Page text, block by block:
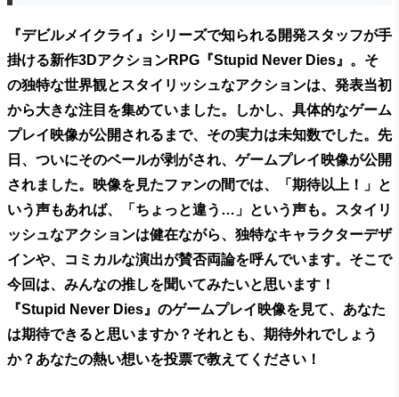
『デビルメイクライ』シリーズで知られる開発スタッフが手
掛ける新作3DアクションRPG『Stupid Never Dies』。そ
の独特な世界観とスタイリッシュなアクションは、発表当初
から大きな注目を集めていました。しかし、具体的なゲーム
プレイ映像が公開されるまで、その実力は未知数でした。先
日、ついにそのベールが剥がされ、ゲームプレイ映像が公開
されました。映像を見たファンの間では、「期待以上！」と
いう声もあれば、「ちょっと違う…」という声も。スタイリ
ッシュなアクションは健在ながら、独特なキャラクターデザ
インや、コミカルな演出が賛否両論を呼んでいます。そこで
今回は、みんなの推しを聞いてみたいと思います！
『Stupid Never Dies』のゲームプレイ映像を見て、あなた
は期待できると思いますか？それとも、期待外れでしょう
か？あなたの熱い想いを投票で教えてください！